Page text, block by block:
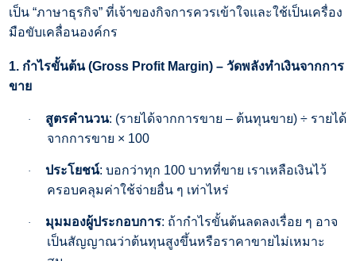
เป็น “ภาษาธุรกิจ” ที่เจ้าของกิจการควรเข้าใจและใช้เป็นเครื่อง
มือขับเคลื่อนองค์กร
1. กำไรขั้นต้น (Gross Profit Margin) –วัดพลังทำเงินจากการ
ขาย
· สูตรคำนวน: (รายได้จากการขาย – ต้นทุนขาย)÷ รายได้
จากการขาย × 100
· ประโยชน์:บอกว่าทุก 100บาทที่ขาย เราเหลือเงินไว้
ครอบคลุมค่าใช้จ่ายอื่น ๆ เท่าไหร่
· มุมมองผู้ประกอบการ: ถ้ากำไรขั้นต้นลดลงเรื่อย ๆ อาจ
เป็นสัญญาณว่าต้นทุนสูงขึ้นหรือราคาขายไม่เหมาะ